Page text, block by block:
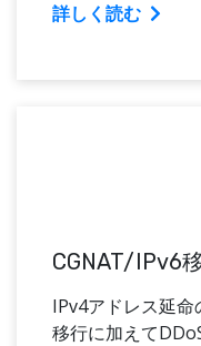
詳しく読む
CGNAT/IPv6
IPv4アドレス延
移行に加えて